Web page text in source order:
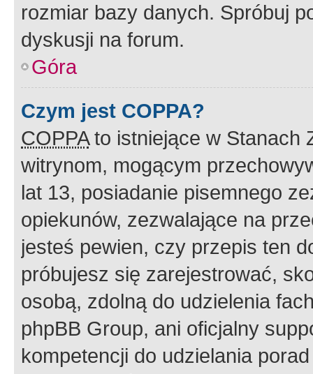
rozmiar bazy danych. Spróbuj
dyskusji na forum.
Góra
Czym jest COPPA?
COPPAto istniejące w Stanach
witrynom, mogącym
lat 13, posiadanie pisemnego
opiekunów, zezwalające na
jesteś pewien, czy przepis ten
próbujesz się zarejestrować,
osobą, zdolną do udzielenia
phpBB Group, ani oficjalny
kompetencji do udzielania